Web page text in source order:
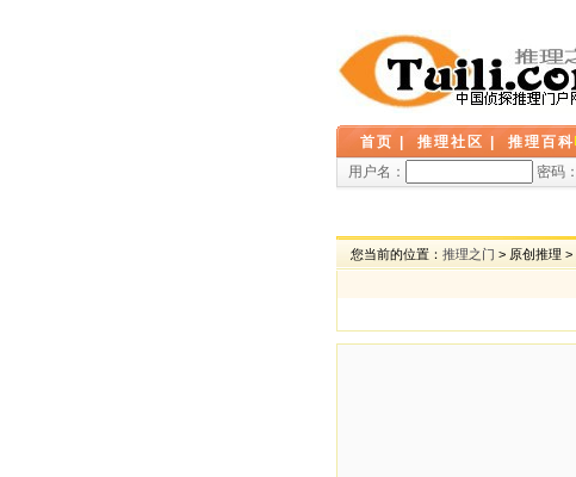
首页 推理社区 推理百科
用户名：
密码：
您当前的位置： 推理之门 > 原创推理 >